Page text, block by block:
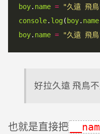
boy. name =
"久遠 飛
console. log( boy. name
boy. name = "久遠 飛
好拉久遠 飛鳥
也就是直接把